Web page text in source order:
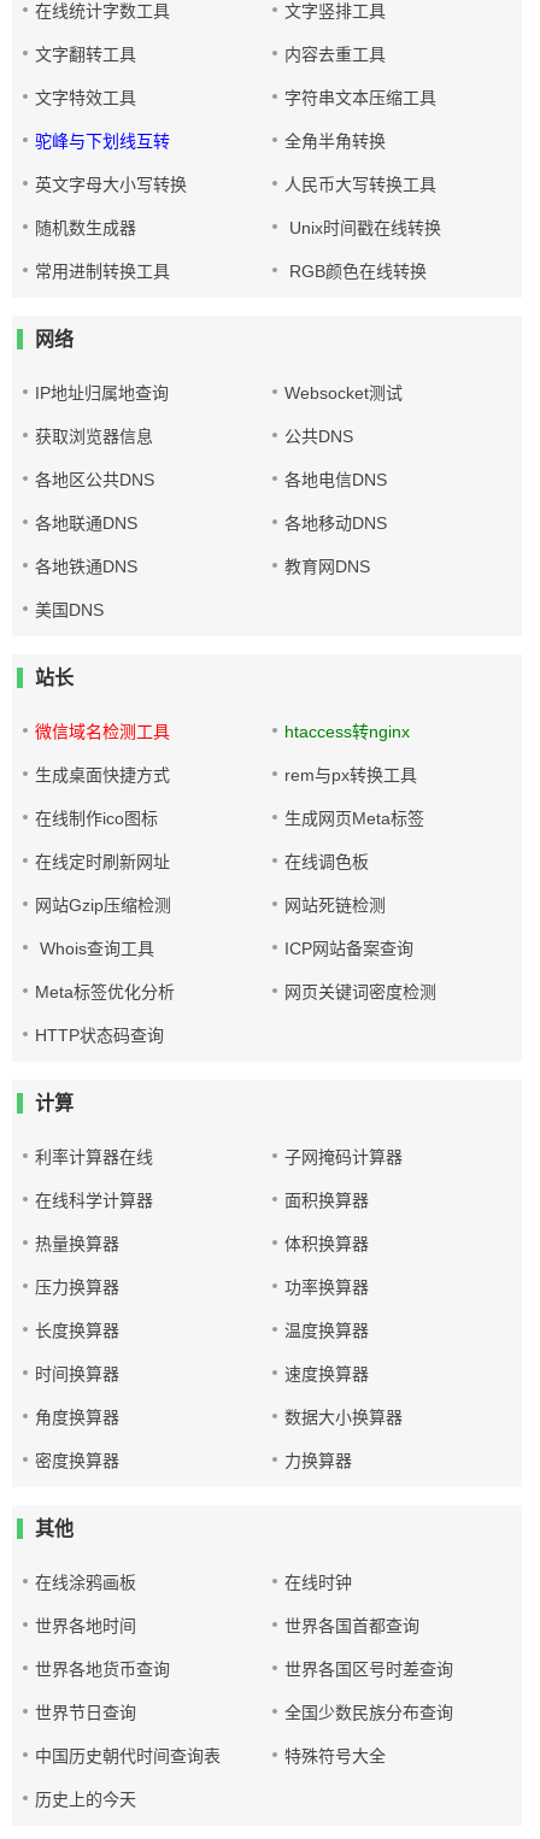
在线统计字数工具 文字竖排工具
文字翻转工具 内容去重工具
文字特效工具 字符串文本压缩工具
驼峰与下划线互转 全角半角转换
英文字母大小写转换 人民币大写转换工具
随机数生成器 Unix时间戳在线转换
常用进制转换工具 RGB颜色在线转换
网络
IP地址归属地查询 Websocket测试
获取浏览器信息 公共DNS
各地区公共DNS 各地电信DNS
各地联通DNS 各地移动DNS
各地铁通DNS 教育网DNS
美国DNS
站长
微信域名检测工具 htaccess转nginx
生成桌面快捷方式 rem与px转换工具
在线制作ico图标 生成网页Meta标签
在线定时刷新网址 在线调色板
网站Gzip压缩检测 网站死链检测
Whois查询工具 ICP网站备案查询
Meta标签优化分析 网页关键词密度检测
HTTP状态码查询
计算
利率计算器在线 子网掩码计算器
在线科学计算器 面积换算器
热量换算器 体积换算器
压力换算器 功率换算器
长度换算器 温度换算器
时间换算器 速度换算器
角度换算器 数据大小换算器
密度换算器 力换算器
其他
在线涂鸦画板 在线时钟
世界各地时间 世界各国首都查询
世界各地货币查询 世界各国区号时差查询
世界节日查询 全国少数民族分布查询
中国历史朝代时间查询表 特殊符号大全
历史上的今天